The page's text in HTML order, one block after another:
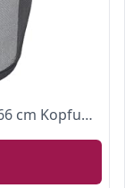
Original Einhell Forstschutzhelm (52-66 cm Kopfumfang des Helmes, verstellbarer Gehörschutz)